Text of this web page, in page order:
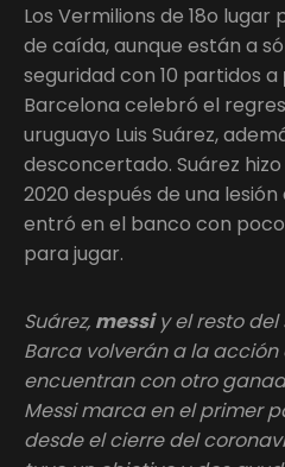
Los Vermilions de 18o
de caída, aunque están a
seguridad con 10 partidos a
Barcelona celebró el
uruguayo Luis Suárez,
desconcertado. Suárez
2020 después de una
entró en el banco con
para jugar.
Suárez, messiy el resto del
Barca volverán a la acción
encuentran con otro
Messi marca en el primer
desde el cierre del